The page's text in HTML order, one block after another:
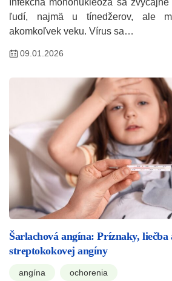
Infekčná mononukleóza sa
ľudí, najmä u tínedžerov, ale
akomkoľvek veku. Vírus sa…
09.01.2026
Šarlachová angína: Príznaky, liečba
streptokokovej angíny
angína ochorenia